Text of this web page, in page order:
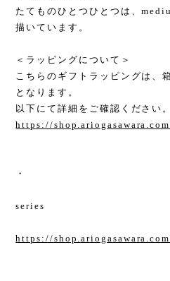
たてものひとつひとつは、
描いています。
＜ラッピングについて＞
こちらのギフトラッピングは、
となります。
以下にて詳細をご確認ください。
https://
・
series
https://